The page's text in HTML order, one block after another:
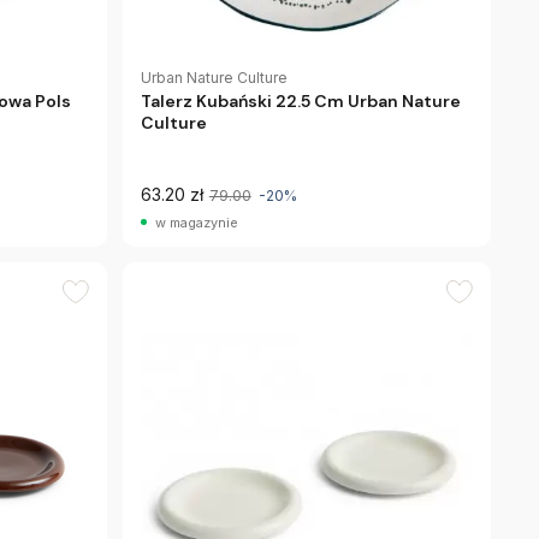
Pols
Urban Nature Culture
Talerz Kubański 22.5 Cm Urban Nature
Culture
63.20 zł 79.00 -20%
w magazynie